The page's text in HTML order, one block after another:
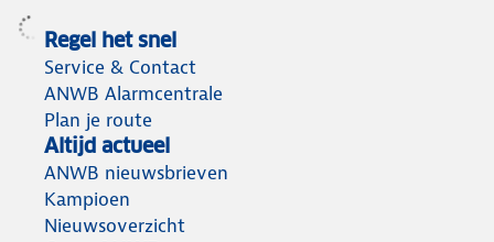
Regel het snel
Service & Contact
ANWB Alarmcentrale
Plan je route
Altijd actueel
ANWB nieuwsbrieven
Kampioen
Nieuwsoverzicht